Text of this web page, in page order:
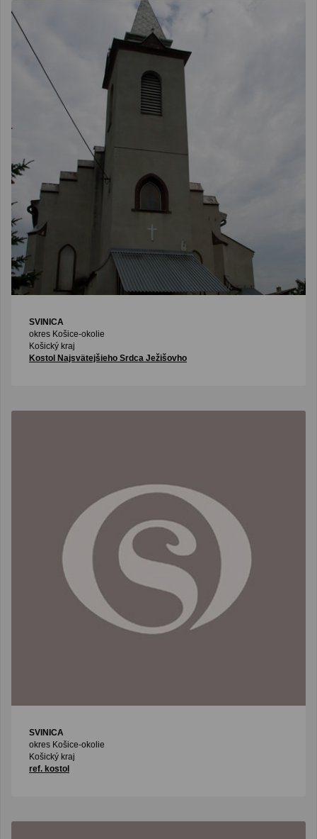
SVINICA
okres Košice-okolie
Košický kraj
Kostol Najsvätejšieho Srdca Ježišovho
SVINICA
okres Košice-okolie
Košický kraj
ref. kostol